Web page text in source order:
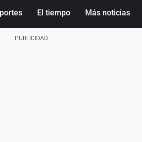
El tiempo Más noticias